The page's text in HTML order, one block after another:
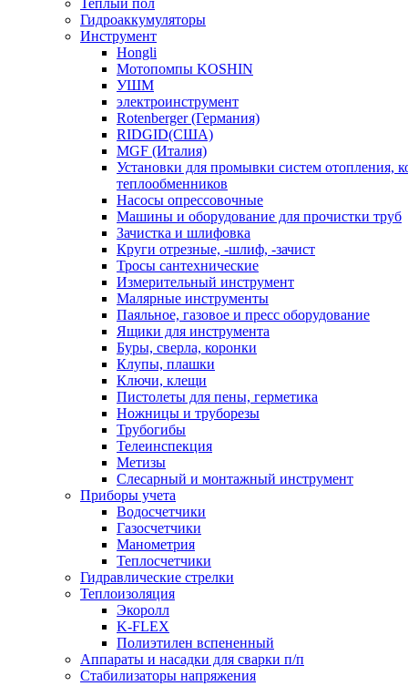
Теплый пол
Гидроаккумуляторы
Инструмент
Hongli
Мотопомпы KOSHIN
УШМ
электроинструмент
Rotenberger (Германия)
RIDGID(США)
MGF (Италия)
Установки для промывки систем отопления,
теплообменников
Насосы опрессовочные
Машины и оборудование для прочистки труб
Зачистка и шлифовка
Круги отрезные, -шлиф, -зачист
Тросы сантехнические
Измерительный инструмент
Малярные инструменты
Паяльное, газовое и пресс оборудование
Ящики для инструмента
Буры, сверла, коронки
Клупы, плашки
Ключи, клещи
Пистолеты для пены, герметика
Ножницы и труборезы
Трубогибы
Телеинспекция
Метизы
Слесарный и монтажный инструмент
Приборы учета
Водосчетчики
Газосчетчики
Манометрия
Теплосчетчики
Гидравлические стрелки
Теплоизоляция
Экоролл
K-FLEX
Полиэтилен вспененный
Аппараты и насадки для сварки п/п
Стабилизаторы напряжения